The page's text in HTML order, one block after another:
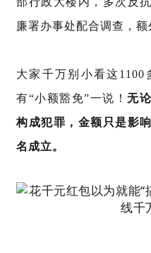
廉署办事处配合调查，额
大家千万别小看这1100
有“小额豁免”一说！无
构成犯罪，金额只是影
名成立。